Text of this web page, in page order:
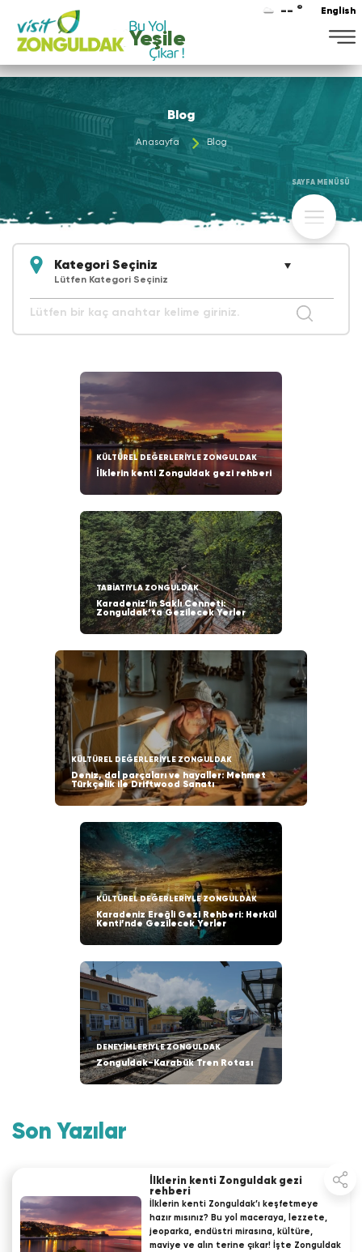
-- ° English
Yeşile
Blog
Anasayfa Blog
SAYFA MENÜSÜ
Lütfen Kategori Seçiniz
KÜLTÜREL DEĞERLERİYLE ZONGULDAK
İlklerin kenti Zonguldak gezi rehberi
TABİATIYLA ZONGULDAK
Karadeniz’in Saklı Cenneti:
Zonguldak’ta Gezilecek Yerler
KÜLTÜREL DEĞERLERİYLE ZONGULDAK
Deniz, dal parçaları ve hayaller: Mehmet
Türkçelik ile Driftwood Sanatı
KÜLTÜREL DEĞERLERİYLE ZONGULDAK
Karadeniz Ereğli Gezi Rehberi: Herkül
Kenti’nde Gezilecek Yerler
DENEYİMLERİYLE ZONGULDAK
Zonguldak-Karabük Tren Rotası
Son Yazılar
İlklerin kenti Zonguldak gezi
rehberi
İlklerin kenti Zonguldak’ı keşfetmeye
hazır mısınız? Bu yol maceraya, lezzete,
jeoparka, endüstri mirasına, kültüre,
maviye ve alın terine çıkar! İşte Zonguldak